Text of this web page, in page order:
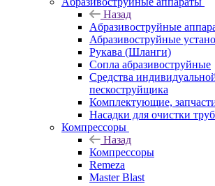
Назад
Aбразивоструйные
Абразивоструйные
Рукава (Шланги)
Сопла абразивоструйные
Средства
пескоструйщика
Комплектующие,
Насадки для очистки
Компрессоры
Назад
Компрессоры
Remeza
Master Blast